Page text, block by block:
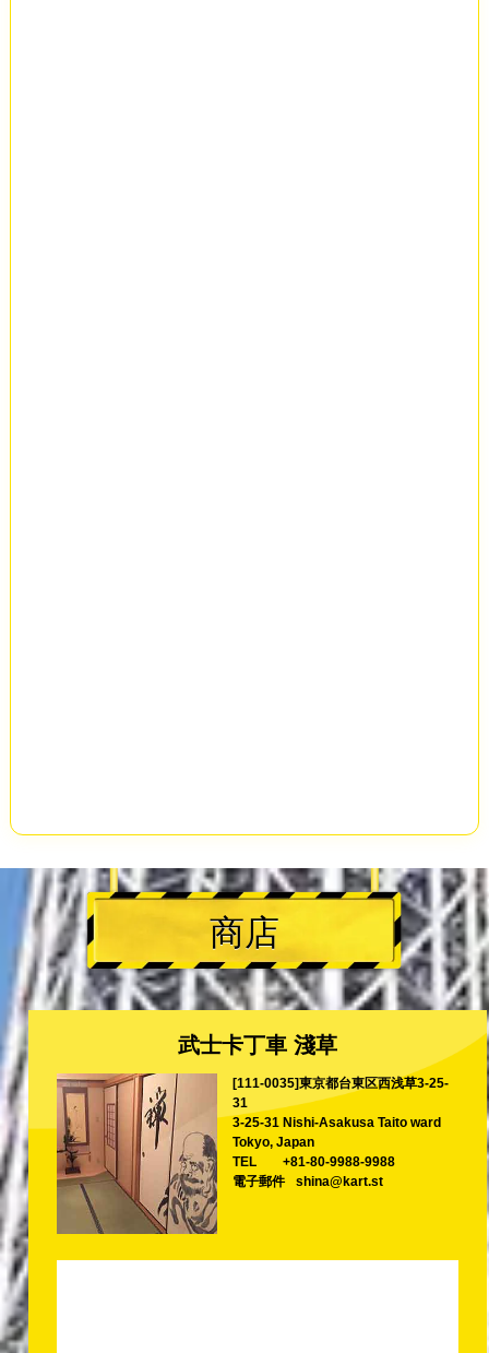
商店
武士卡丁車 淺草
[111-0035]東京都台東区西浅草3-25-
31
3-25-31 Nishi-Asakusa Taito ward
Tokyo, Japan
TEL
+81-80-9988-9988
電子郵件
shina@kart.st